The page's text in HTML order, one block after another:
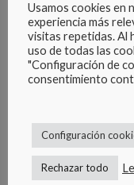
Sala de
en absorción como en
aplicaciones
térmico y acústico.
Usamos cookies en
experiencia más
visitas repetidas. Al
uso de todas las
"Configuración de
consentimiento
Configuración
Rechazar todo